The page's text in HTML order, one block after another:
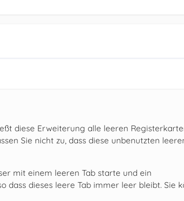
diese Erweiterung alle leeren
Sie nicht zu, dass diese unbenutzten
mit einem leeren Tab starte und ein
dass dieses leere Tab immer leer bleibt. Sie